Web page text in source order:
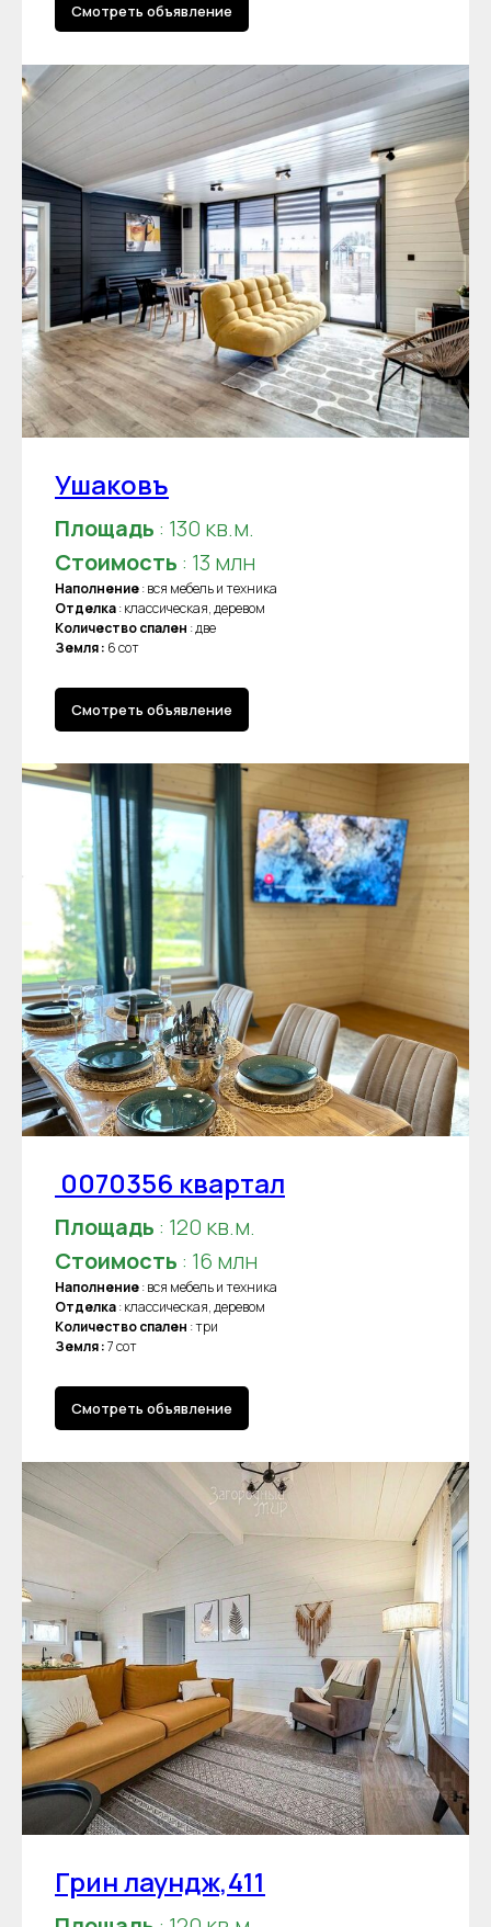
Смотреть объявление
Ушаковъ
Площадь : 130 кв.м.
Стоимость : 13 млн
Наполнение: вся мебель и техника
Отделка: классическая, деревом
Количество спален : две
Земля : 6 сот
Смотреть объявление
0070356 квартал
Площадь : 120 кв.м.
Стоимость : 16 млн
Наполнение: вся мебель и техника
Отделка: классическая, деревом
Количество спален : три
Земля :7 сот
Смотреть объявление
Грин лаундж,411